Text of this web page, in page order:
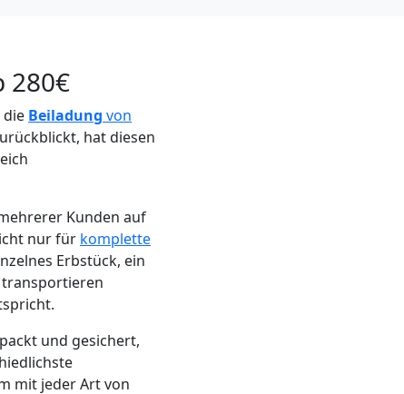
280€
die Beiladung von
hat diesen
Kunden auf
nur für komplette
Erbstück, ein
transportieren
und gesichert,
mit jeder Art von